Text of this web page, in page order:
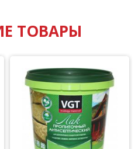
ТОВАРЫ